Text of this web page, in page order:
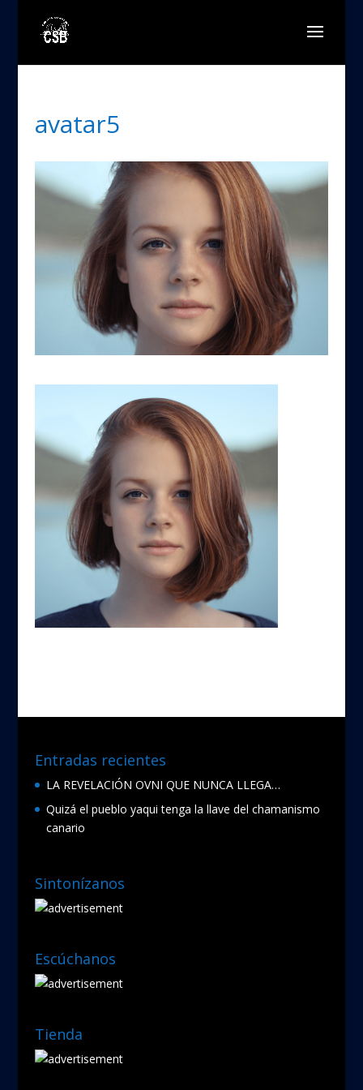
avatar5
Entradas recientes
LA REVELACIÓN OVNI QUE NUNCA LLEGA…
Quizá el pueblo yaqui tenga la llave del chamanismo
canario
Sintonízanos
Escúchanos
Tienda